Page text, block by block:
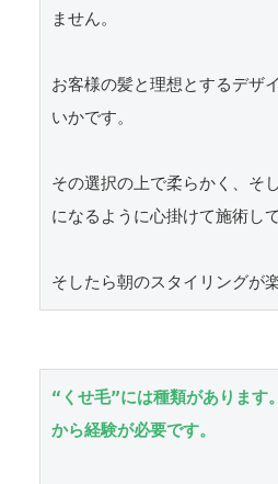
ません。
お客様の髪と理想とするデザ
いかです。
その選択の上で柔らかく、そ
になるように心掛けて施術し
そしたら朝のスタイリングが
“くせ毛”には種類があります
から経験が必要です。